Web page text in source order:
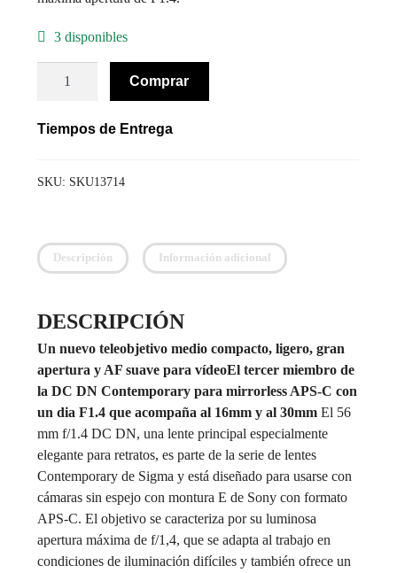
3 disponibles
F/1.4
DN
Sony
E
Comprar
Tiempos de Entrega
SKU: SKU13714
Descripción Información adicional
DESCRIPCIÓN
Un nuevo teleobjetivo medio compacto, ligero, gran
apertura y AF suave para vídeoEl tercer miembro de
la DC DN Contemporary para mirrorless APS-C con
un dia F1.4 que acompaña al 16mm y al 30mmEl 56
mm f/1.4 DC DN, una lente principal especialmente
elegante para retratos, es parte de la serie de lentes
Contemporary de Sigma y está diseñado para usarse con
cámaras sin espejo con montura E de Sony con formato
APS-C. El objetivo se caracteriza por su luminosa
apertura máxima de f/1,4, que se adapta al trabajo en
condiciones de iluminación difíciles y también ofrece un